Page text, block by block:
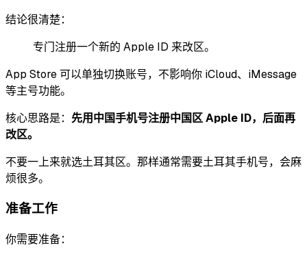
结论很清楚：
专门注册一个新的 Apple ID 来改区。
App Store 可以单独切换账号，不影响你 iCloud、iMessage
等主号功能。
核心思路是： 先用中国手机号注册中国区 Apple ID，后面再
改区。
不要一上来就选土耳其区。那样通常需要土耳其手机号，会麻
烦很多。
准备工作
你需要准备：